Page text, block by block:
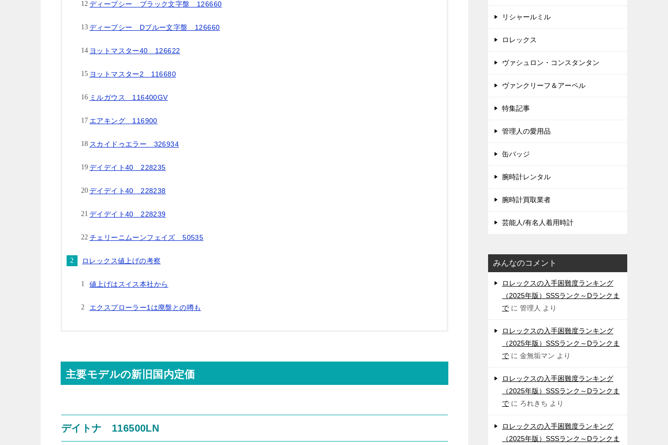
ディープシー ブラック文字盤 126660
ディープシー Dブルー文字盤 126660
ヨットマスター40 126622
ヨットマスター2 116680
ミルガウス 116400GV
エアキング 116900
スカイドゥエラー 326934
デイデイト40 228235
デイデイト40 228238
デイデイト40 228239
チェリーニムーンフェイズ 50535
ロレックス値上げの考察
値上げはスイス本社から
エクスプローラー1は廃盤との噂も
主要モデルの新旧国内定価
デイトナ 116500LN
リシャールミル
ロレックス
ヴァシュロン・コンスタンタン
ヴァンクリーフ＆アーペル
特集記事
管理人の愛用品
缶バッジ
腕時計レンタル
腕時計買取業者
芸能人/有名人着用時計
みんなのコメント
ロレックスの入手困難度ランキング
（2025年版）SSSランク～Dランクま
で に 管理人 より
ロレックスの入手困難度ランキング
（2025年版）SSSランク～Dランクま
で に 金無垢マン より
ロレックスの入手困難度ランキング
（2025年版）SSSランク～Dランクま
で に ろれきち より
ロレックスの入手困難度ランキング
（2025年版）SSSランク～Dランクま